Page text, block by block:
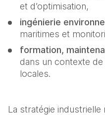
et d’optimisation,
ingénierie
maritimes et
formation,
dans un contexte
locales.
La stratégie industrielle